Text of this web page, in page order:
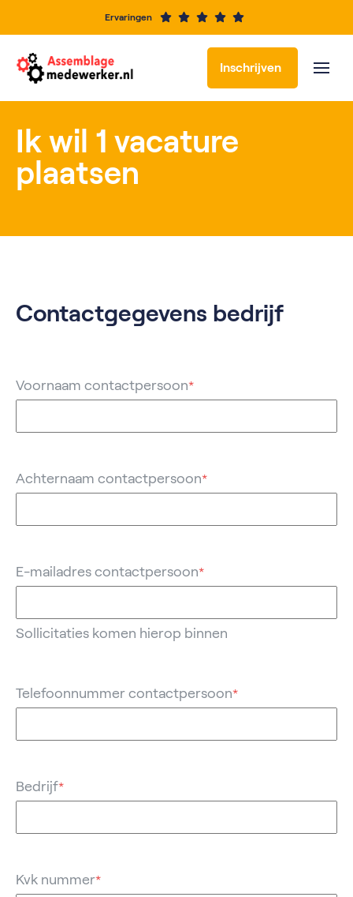
Ervaringen
Inschrijven
Ik wil 1 vacature
plaatsen
Contactgegevens bedrijf
Voornaam contactpersoon*
Achternaam contactpersoon*
E-mailadres contactpersoon*
Sollicitaties komen hierop binnen
Telefoonnummer contactpersoon*
Bedrijf*
Kvk nummer*